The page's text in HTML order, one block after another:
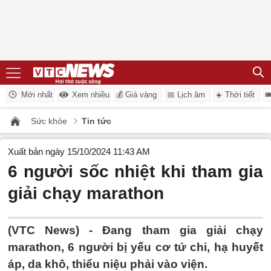
Mới nhất Xem nhiều 💰 Giá vàng 📅 Lịch âm ☀️ Thời tiết
Sức khỏe Tin tức
Xuất bản ngày 15/10/2024 11:43 AM
6 người sốc nhiệt khi tham gia
giải chạy marathon
(VTC News) -Đang tham gia giải chạy
marathon, 6 người bị yếu cơ tứ chi, hạ huyết
áp, da khô, thiểu niệu phải vào viện.